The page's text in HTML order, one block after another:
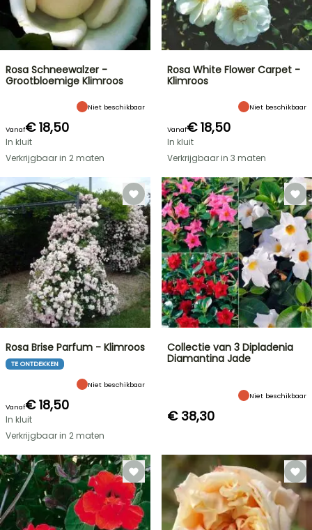
Rosa Schneewalzer -
Grootbloemige Klimroos
Niet beschikbaar
Vanaf€ 18,50
In kluit
Verkrijgbaar in 2 maten
Rosa White Flower Carpet -
Klimroos
Niet beschikbaar
Vanaf€ 18,50
In kluit
Verkrijgbaar in 3 maten
Rosa Brise Parfum - Klimroos
TE ONTDEKKEN
Niet beschikbaar
Vanaf€ 18,50
In kluit
Verkrijgbaar in 2 maten
Collectie van 3 Dipladenia
Diamantina Jade
Niet beschikbaar
€ 38,30